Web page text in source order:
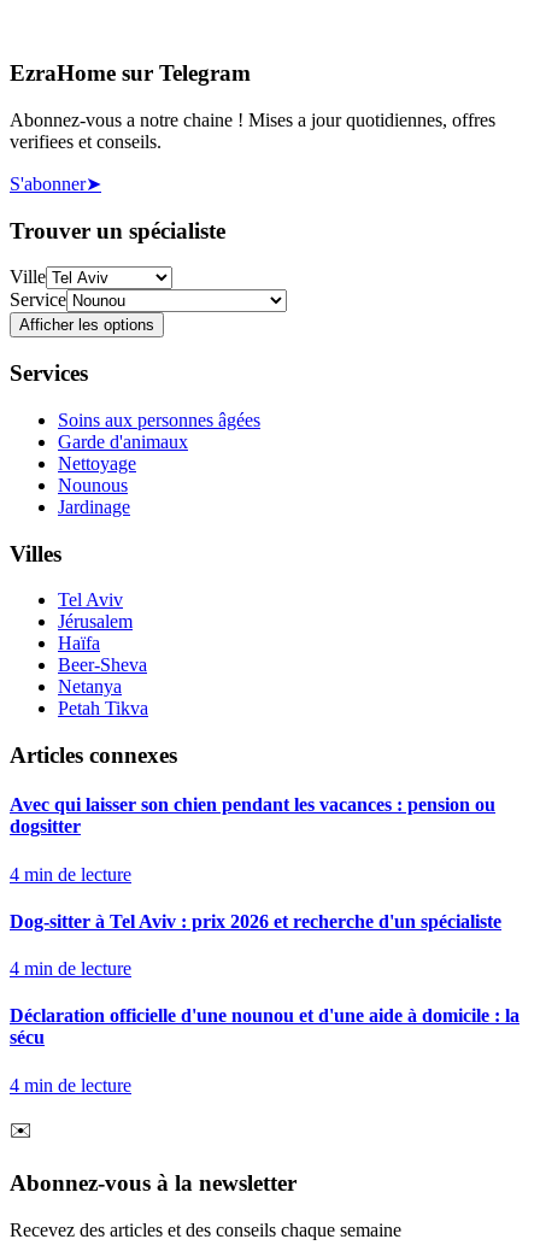
EzraHome sur Telegram
Abonnez-vous a notre chaine ! Mises a jour quotidiennes, offres
verifiees et conseils.
S'abonner➤
Trouver un spécialiste
Ville
Service
Afficher les options
Services
Soins aux personnes âgées
Garde d'animaux
Nettoyage
Nounous
Jardinage
Villes
Tel Aviv
Jérusalem
Haïfa
Beer-Sheva
Netanya
Petah Tikva
Articles connexes
Avec qui laisser son chien pendant les vacances : pension ou
dogsitter
4 min de lecture
Dog-sitter à Tel Aviv : prix 2026 et recherche d'un spécialiste
4 min de lecture
Déclaration officielle d'une nounou et d'une aide à domicile : la
sécu
4 min de lecture
✉️
Abonnez-vous à la newsletter
Recevez des articles et des conseils chaque semaine